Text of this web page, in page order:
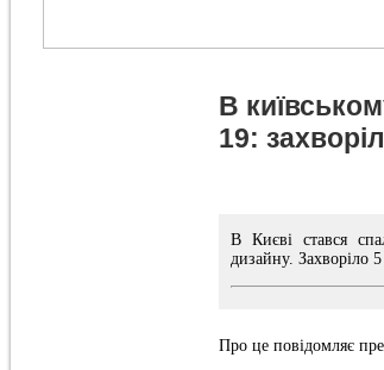
В
19:
В Києві стався
дизайну. Захворіло 5
Про це повідомляє